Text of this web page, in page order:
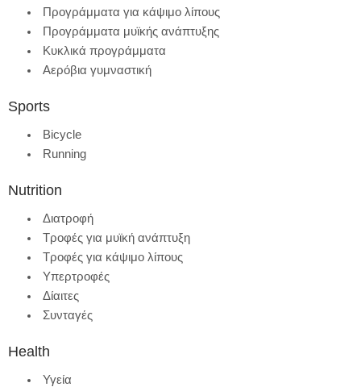
Προγράμματα για κάψιμο λίπους
Προγράμματα μυϊκής ανάπτυξης
Κυκλικά προγράμματα
Αερόβια γυμναστική
Sports
Bicycle
Running
Nutrition
Διατροφή
Τροφές για μυϊκή ανάπτυξη
Τροφές για κάψιμο λίπους
Υπερτροφές
Δίαιτες
Συνταγές
Health
Υγεία